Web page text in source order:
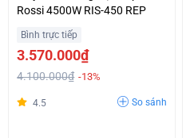
Rossi 4500W RIS-450 REP
Bình trực tiếp
3.570.000₫
4.100.000₫ -13%
4.5 So sánh